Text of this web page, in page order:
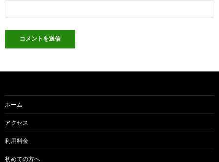
ホーム
アクセス
利用料金
初めての方へ